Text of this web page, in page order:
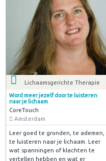
Lichaamsgerichte Therapie
Word meer jezelf door te luisteren
naar je lichaam
CoreTouch
Amsterdam
Leer goed te gronden, te ademen,
te luisteren naar je lichaam. Leer
wat spanningen of klachten te
vertellen hebben en wat er